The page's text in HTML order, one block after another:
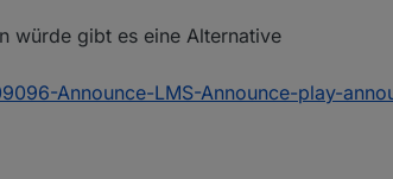
würde gibt es eine Alternative
Announce-LMS-Announce-play-